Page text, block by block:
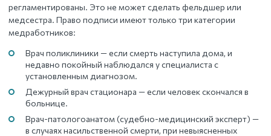
регламентированы. Это не может сделать фельдшер или
медсестра. Право подписи имеют только три категории
медработников:
Врач поликлиники — если смерть наступила дома, и
недавно покойный наблюдался у специалиста с
установленным диагнозом.
Дежурный врач стационара — если человек скончался в
больнице.
Врач-патологоанатом (судебно-медицинский эксперт) —
в случаях насильственной смерти, при невыясненных